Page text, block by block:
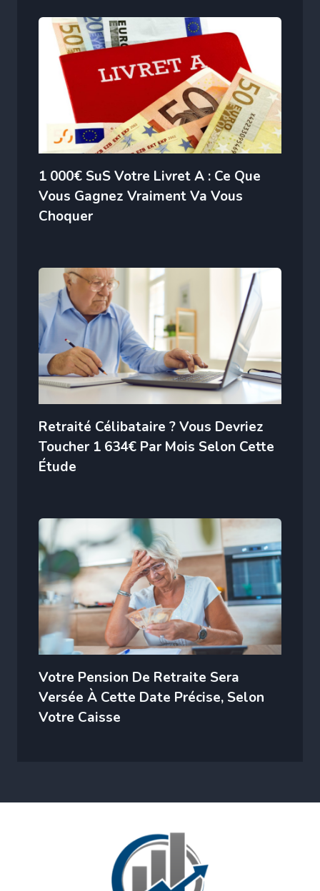
1 000€ SuS Votre Livret A : Ce Que
Vous Gagnez Vraiment Va Vous
Choquer
Retraité Célibataire ? Vous Devriez
Toucher 1 634€ Par Mois Selon Cette
Étude
Votre Pension De Retraite Sera
Versée À Cette Date Précise, Selon
Votre Caisse